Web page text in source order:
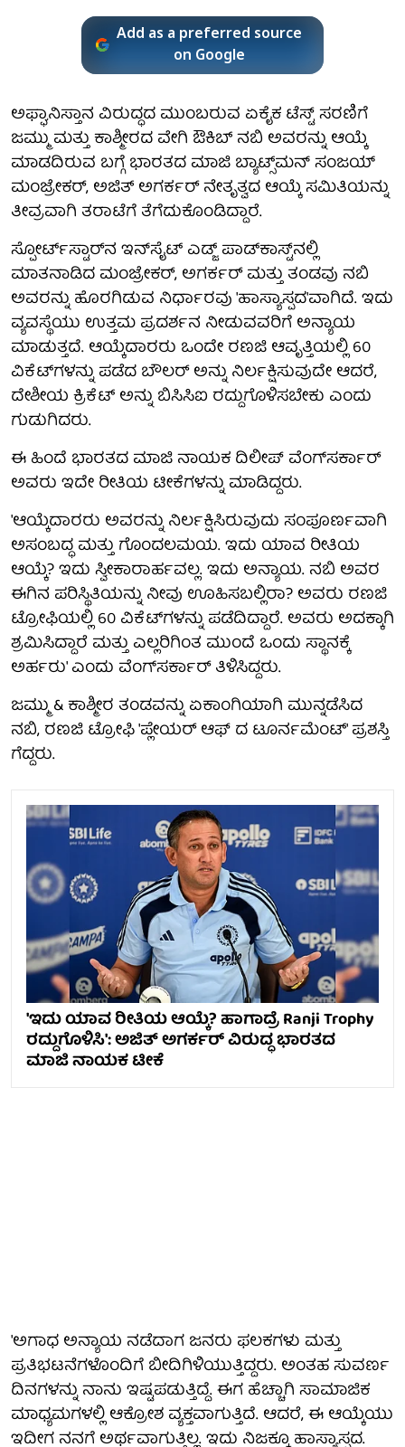
Add as a preferred source
on Google
ಅಫ್ಘಾನಿಸ್ತಾನ ವಿರುದ್ಧದ ಮುಂಬರುವ ಏಕೈಕ ಟೆಸ್ಟ್ ಸರಣಿಗೆ
ಜಮ್ಮು ಮತ್ತು ಕಾಶ್ಮೀರದ ವೇಗಿ ಔಕಿಬ್ ನಬಿ ಅವರನ್ನು ಆಯ್ಕೆ
ಮಾಡದಿರುವ ಬಗ್ಗೆ ಭಾರತದ ಮಾಜಿ ಬ್ಯಾಟ್ಸ್‌ಮನ್ ಸಂಜಯ್
ಮಂಜ್ರೇಕರ್, ಅಜಿತ್ ಅಗರ್ಕರ್ ನೇತೃತ್ವದ ಆಯ್ಕೆ ಸಮಿತಿಯನ್ನು
ತೀವ್ರವಾಗಿ ತರಾಟೆಗೆ ತೆಗೆದುಕೊಂಡಿದ್ದಾರೆ.
ಸ್ಪೋರ್ಟ್‌ಸ್ಟಾರ್‌ನ ಇನ್‌ಸೈಟ್ ಎಡ್ಜ್ ಪಾಡ್‌ಕಾಸ್ಟ್‌ನಲ್ಲಿ
ಮಾತನಾಡಿದ ಮಂಜ್ರೇಕರ್, ಅಗರ್ಕರ್ ಮತ್ತು ತಂಡವು ನಬಿ
ಅವರನ್ನು ಹೊರಗಿಡುವ ನಿರ್ಧಾರವು 'ಹಾಸ್ಯಾಸ್ಪದ'ವಾಗಿದೆ. ಇದು
ವ್ಯವಸ್ಥೆಯು ಉತ್ತಮ ಪ್ರದರ್ಶನ ನೀಡುವವರಿಗೆ ಅನ್ಯಾಯ
ಮಾಡುತ್ತದೆ. ಆಯ್ಕೆದಾರರು ಒಂದೇ ರಣಜಿ ಆವೃತ್ತಿಯಲ್ಲಿ 60
ವಿಕೆಟ್‌ಗಳನ್ನು ಪಡೆದ ಬೌಲರ್ ಅನ್ನು ನಿರ್ಲಕ್ಷಿಸುವುದೇ ಆದರೆ,
ದೇಶೀಯ ಕ್ರಿಕೆಟ್ ಅನ್ನು ಬಿಸಿಸಿಐ ರದ್ದುಗೊಳಿಸಬೇಕು ಎಂದು
ಗುಡುಗಿದರು.
ಈ ಹಿಂದೆ ಭಾರತದ ಮಾಜಿ ನಾಯಕ ದಿಲೀಪ್ ವೆಂಗ್‌ಸರ್ಕಾರ್
ಅವರು ಇದೇ ರೀತಿಯ ಟೀಕೆಗಳನ್ನು ಮಾಡಿದ್ದರು.
'ಆಯ್ಕೆದಾರರು ಅವರನ್ನು ನಿರ್ಲಕ್ಷಿಸಿರುವುದು ಸಂಪೂರ್ಣವಾಗಿ
ಅಸಂಬದ್ಧ ಮತ್ತು ಗೊಂದಲಮಯ. ಇದು ಯಾವ ರೀತಿಯ
ಆಯ್ಕೆ? ಇದು ಸ್ವೀಕಾರಾರ್ಹವಲ್ಲ. ಇದು ಅನ್ಯಾಯ. ನಬಿ ಅವರ
ಈಗಿನ ಪರಿಸ್ಥಿತಿಯನ್ನು ನೀವು ಊಹಿಸಬಲ್ಲಿರಾ? ಅವರು ರಣಜಿ
ಟ್ರೋಫಿಯಲ್ಲಿ 60 ವಿಕೆಟ್‌ಗಳನ್ನು ಪಡೆದಿದ್ದಾರೆ. ಅವರು ಅದಕ್ಕಾಗಿ
ಶ್ರಮಿಸಿದ್ದಾರೆ ಮತ್ತು ಎಲ್ಲರಿಗಿಂತ ಮುಂದೆ ಒಂದು ಸ್ಥಾನಕ್ಕೆ
ಅರ್ಹರು' ಎಂದು ವೆಂಗ್‌ಸರ್ಕಾರ್ ತಿಳಿಸಿದ್ದರು.
ಜಮ್ಮು & ಕಾಶ್ಮೀರ ತಂಡವನ್ನು ಏಕಾಂಗಿಯಾಗಿ ಮುನ್ನಡೆಸಿದ
ನಬಿ, ರಣಜಿ ಟ್ರೋಫಿ 'ಪ್ಲೇಯರ್ ಆಫ್ ದ ಟೂರ್ನಮೆಂಟ್‌' ಪ್ರಶಸ್ತಿ
ಗೆದ್ದರು.
'ಇದು ಯಾವ ರೀತಿಯ ಆಯ್ಕೆ? ಹಾಗಾದ್ರೆ Ranji Trophy
ರದ್ದುಗೊಳಿಸಿ': ಅಜಿತ್ ಅಗರ್ಕರ್ ವಿರುದ್ಧ ಭಾರತದ
ಮಾಜಿ ನಾಯಕ ಟೀಕೆ
'ಅಗಾಧ ಅನ್ಯಾಯ ನಡೆದಾಗ ಜನರು ಫಲಕಗಳು ಮತ್ತು
ಪ್ರತಿಭಟನೆಗಳೊಂದಿಗೆ ಬೀದಿಗಿಳಿಯುತ್ತಿದ್ದರು. ಅಂತಹ ಸುವರ್ಣ
ದಿನಗಳನ್ನು ನಾನು ಇಷ್ಟಪಡುತ್ತಿದ್ದೆ. ಈಗ ಹೆಚ್ಚಾಗಿ ಸಾಮಾಜಿಕ
ಮಾಧ್ಯಮಗಳಲ್ಲಿ ಆಕ್ರೋಶ ವ್ಯಕ್ತವಾಗುತ್ತಿದೆ. ಆದರೆ, ಈ ಆಯ್ಕೆಯು
ಇದೀಗ ನನಗೆ ಅರ್ಥವಾಗುತ್ತಿಲ್ಲ. ಇದು ನಿಜಕ್ಕೂ ಹಾಸ್ಯಾಸ್ಪದ.